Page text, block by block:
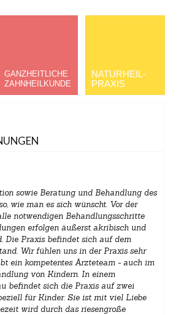
GANZHEITLICHE
ZAHNHEILKUNDE
NATURHEIL­
PRAXIS
sowie Beratung und Behandlung des
wie man es sich wünscht. Vor der
notwendigen Behandlungsschritte
erfolgen äußerst akribisch und
Die Praxis befindet sich auf dem
Wir fühlen uns in der Praxis sehr
ein kompetentes Ärzteteam - auch im
von Kindern. In einem
befindet sich die Praxis auf zwei
für Kinder. Sie ist mit viel Liebe
wird durch das riesengroße